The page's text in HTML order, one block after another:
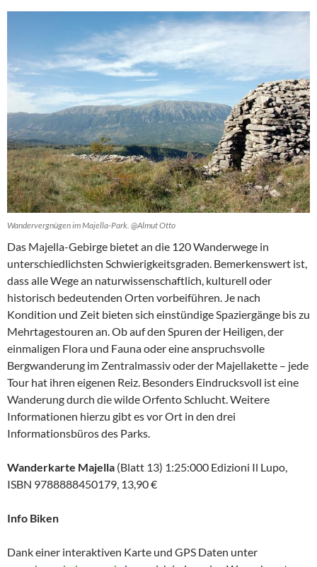
Wandervergnügen im Majella-Park. @Almut Otto
Das Majella-Gebirge bietet an die 120 Wanderwege in
unterschiedlichsten Schwierigkeitsgraden. Bemerkenswert ist,
dass alle Wege an naturwissenschaftlich, kulturell oder
historisch bedeutenden Orten vorbeiführen. Je nach
Kondition und Zeit bieten sich einstündige Spaziergänge bis zu
Mehrtagestouren an. Ob auf den Spuren der Heiligen, der
einmaligen Flora und Fauna oder eine anspruchsvolle
Bergwanderung im Zentralmassiv oder der Majellakette – jede
Tour hat ihren eigenen Reiz. Besonders Eindrucksvoll ist eine
Wanderung durch die wilde Orfento Schlucht. Weitere
Informationen hierzu gibt es vor Ort in den drei
Informationsbüros des Parks.
Wanderkarte Majella (Blatt 13) 1:25:000 Edizioni Il Lupo,
ISBN 9788888450179, 13,90 €
Info Biken
Dank einer interaktiven Karte und GPS Daten unter